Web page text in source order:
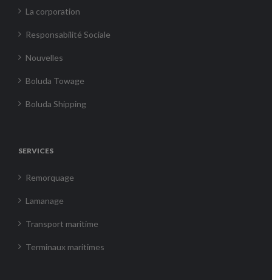
La corporation
Responsabilité Sociale
Nouvelles
Boluda Towage
Boluda Shipping
SERVICES
Remorquage
Lamanage
Transport maritime
Terminaux maritimes